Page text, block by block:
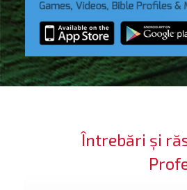
DVD - Sezoane 1-4
mobilă
te
Întrebări și